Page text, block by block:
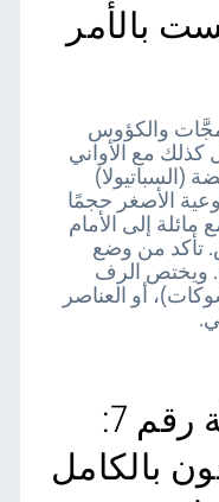
بالأمر
والكؤوس
مع الأواني
(السباتيولا)
الأصغر حجمًا
إلى الأمام
تأكد من وضع
ويختص الرف
أو العناصر
المعلومة المغلوطة رقم 7:
بالكامل